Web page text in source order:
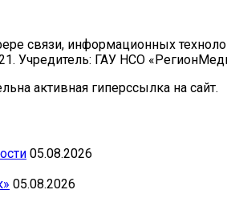
связи, информационных
Учредитель: ГАУ НСО
активная гиперссылка на сайт.
05.08.2026
05.08.2026